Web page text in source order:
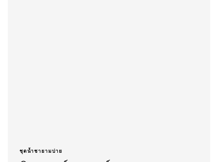
ชุดน้ำชายามบ่าย